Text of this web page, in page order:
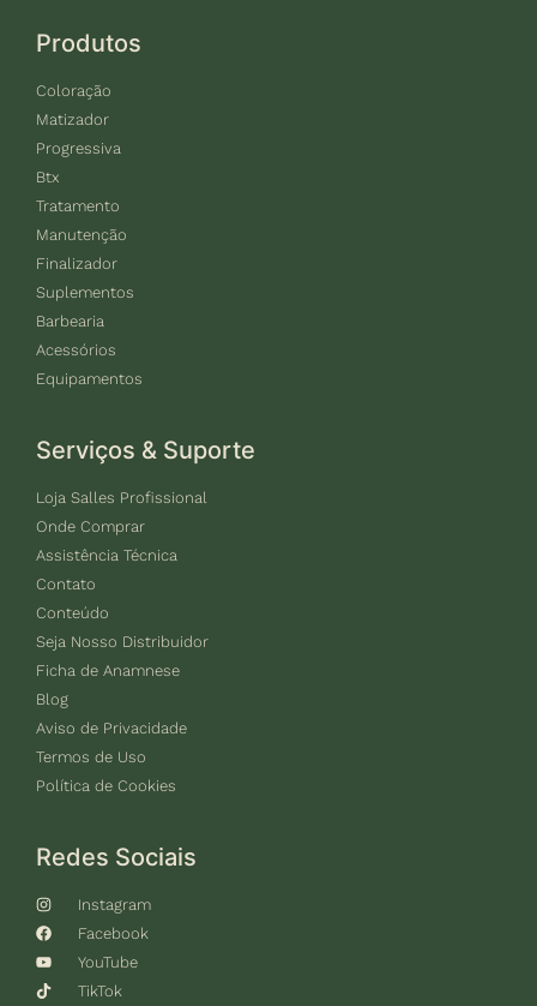
Produtos
Coloração
Matizador
Progressiva
Btx
Tratamento
Manutenção
Finalizador
Suplementos
Barbearia
Acessórios
Equipamentos
Serviços & Suporte
Loja Salles Profissional
Onde Comprar
Assistência Técnica
Contato
Conteúdo
Seja Nosso Distribuidor
Ficha de Anamnese
Blog
Aviso de Privacidade
Termos de Uso
Política de Cookies
Redes Sociais
Instagram
Facebook
YouTube
TikTok